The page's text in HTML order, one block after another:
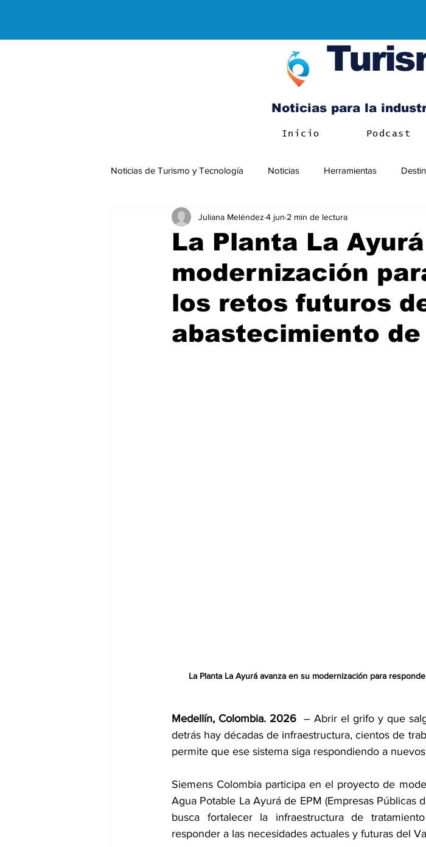
Noticias para la
Inicio Podcast
Noticias de Turismo y Tecnología Noticias Herramientas
Negocios Internacionales
La Planta La
modernización
los retos futuros
abastecimiento de
Juliana Meléndez 4 jun 2 min de lectura
La Planta La Ayurá avanza en su modernización para
Medellín, Colombia. 2026 – Abrir el grifo y que
detrás hay décadas de infraestructura, cientos de
permite que ese sistema siga respondiendo a
Siemens Colombia participa en el proyecto de
Agua Potable La Ayurá de EPM (Empresas Públicas
busca fortalecer la infraestructura de
responder a las necesidades actuales y futuras del